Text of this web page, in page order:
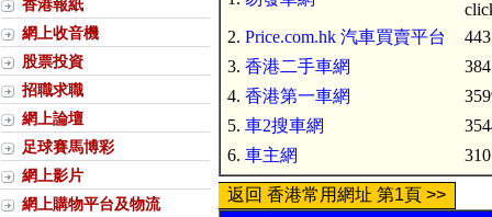
香港報紙
網上收音機
股票投資
招職求職
網上論壇
足球賽馬博彩
網上影片
網上購物平台及物流
2. Price.com.hk 汽車買賣平台
3. 香港二手車網
4. 香港第一車網
5. 車2搜車網
6. 車主網
返回 香港常用網址 第1頁 >>